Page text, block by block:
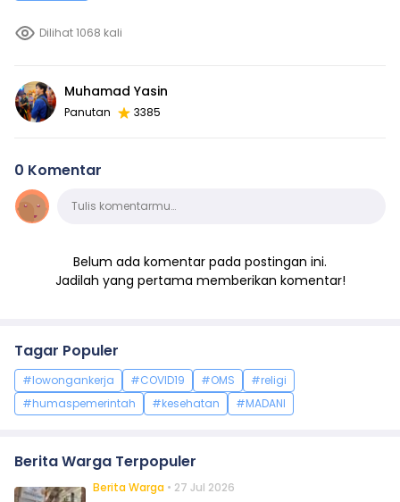
Dilihat 1068 kali
Muhamad Yasin
Panutan 3385
0 Komentar
KomentarTulis komentarmu…
Belum ada komentar pada postingan ini.
Jadilah yang pertama memberikan komentar!
Tagar Populer
#lowongankerja #COVID19 #OMS
#religi
#humaspemerintah
#kesehatan #MADANI
Berita Warga Terpopuler
Berita Warga • 27 Jul 2026